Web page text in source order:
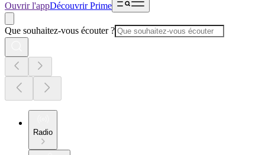
Ouvrir l'appDécouvrir Prime
Que souhaitez-vous écouter ?
Radio